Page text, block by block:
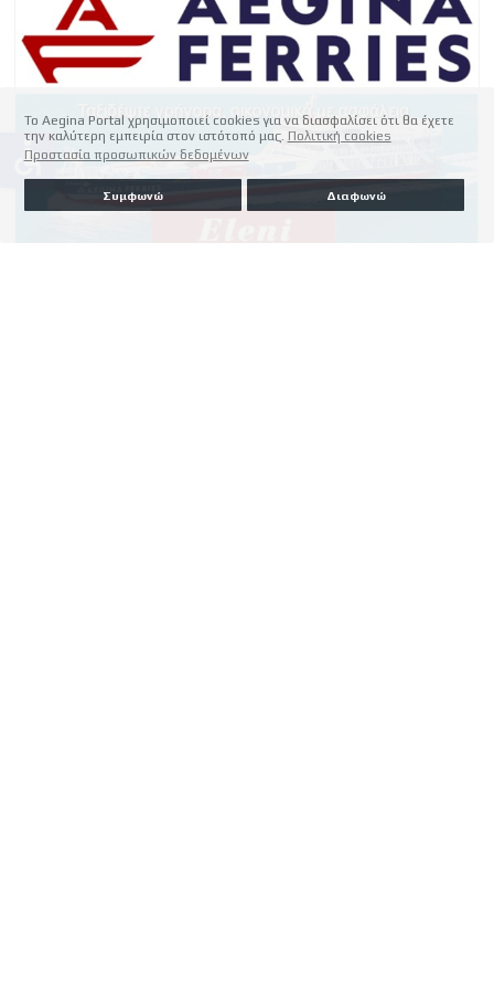
Το Aegina Portal χρησιμοποιεί cookies για να διασφαλίσει ότι θα έχετε
την καλύτερη εμπειρία στον ιστότοπό μας. Πολιτική cookies
Προστασία προσωπικών δεδομένων
Συμφωνώ Διαφωνώ
accessible